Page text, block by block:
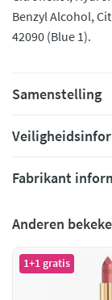
Benzyl Alcohol,
42090 (Blue 1).
Samenstelling
Fabrikant
Anderen
1+1 gratis